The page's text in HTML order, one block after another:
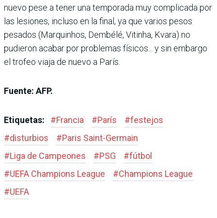
nuevo pese a tener una temporada muy complicada por
las lesiones, incluso en la final, ya que varios pesos
pesados (Marquinhos, Dembélé, Vitinha, Kvara) no
pudieron acabar por problemas físicos... y sin embargo
el trofeo viaja de nuevo a París.
Fuente: AFP.
Etiquetas: #Francia #París #festejos
#disturbios #Paris Saint-Germain
#Liga de Campeones #PSG #fútbol
#UEFA Champions League #Champions League
#UEFA